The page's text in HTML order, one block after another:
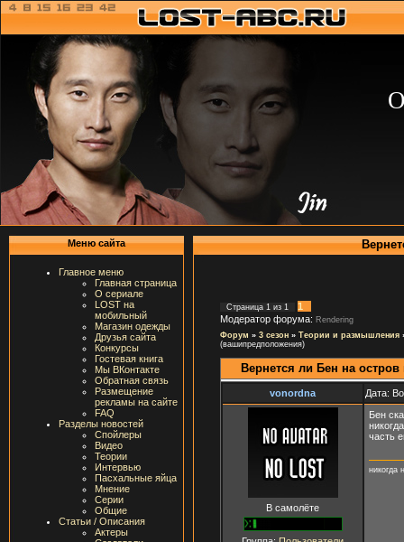
Меню сайта
Главное меню
Главная страница
О сериале
LOST на
мобильный
Магазин одежды
Друзья сайта
Конкурсы
Гостевая книга
Мы ВКонтакте
Обратная связь
Размещение
рекламы на сайте
FAQ
Разделы новостей
Спойлеры
Видео
Теории
Интервью
Пасхальные яйца
Мнение
Серии
Общие
Статьи / Описания
Актеры
Страница 1 из 1
1
Модератор форума: Rendering
Форум » 3 сезон » Теории и размышления
(вашипредположения)
Вернется ли Бен на
vonordna Дата:
В самолёте
Бен
часть
никогда